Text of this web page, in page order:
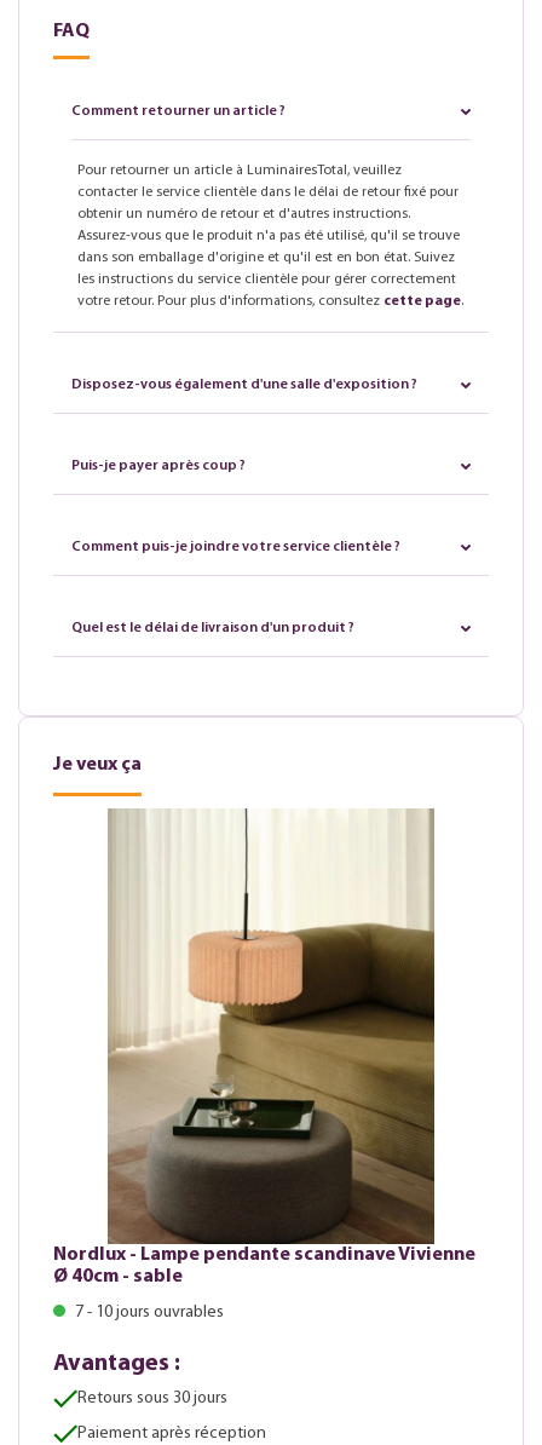
FAQ
Comment retourner un article ?
Pour retourner un article à LuminairesTotal, veuillez
contacter le service clientèle dans le délai de retour fixé pour
obtenir un numéro de retour et d'autres instructions.
Assurez-vous que le produit n'a pas été utilisé, qu'il se trouve
dans son emballage d'origine et qu'il est en bon état. Suivez
les instructions du service clientèle pour gérer correctement
votre retour. Pour plus d'informations, consultez cette page.
Disposez-vous également d'une salle d'exposition ?
Puis-je payer après coup ?
Comment puis-je joindre votre service clientèle ?
Quel est le délai de livraison d'un produit ?
Je veux ça
Nordlux - Lampe pendante scandinave Vivienne
Ø 40cm - sable
7 - 10 jours ouvrables
Avantages :
Retours sous 30 jours
Paiement après réception